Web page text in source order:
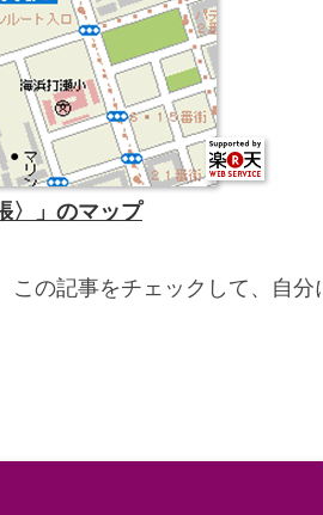
〉」のマップ
この記事をチェックして、自分